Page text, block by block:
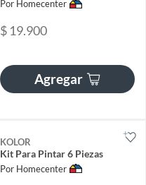
Por Homecenter
$ 19.900
Agregar
KOLOR
Kit Para Pintar 6 Piezas
Por Homecenter